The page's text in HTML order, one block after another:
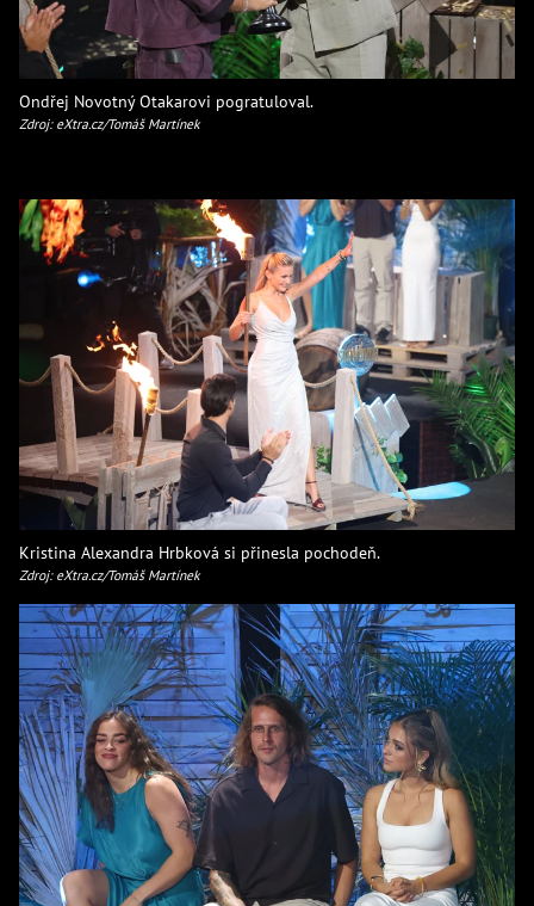
Ondřej Novotný Otakarovi pogratuloval.
Zdroj: eXtra.cz/Tomáš Martínek
Kristina Alexandra Hrbková si přinesla pochodeň.
Zdroj: eXtra.cz/Tomáš Martínek